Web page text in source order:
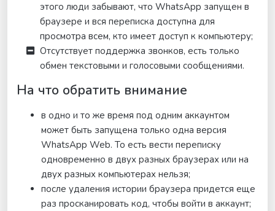
этого люди забывают, что WhatsApp запущен в
браузере и вся переписка доступна для
просмотра всем, кто имеет доступ к компьютеру;
Отсутствует поддержка звонков, есть только
обмен текстовыми и голосовыми сообщениями.
На что обратить внимание
в одно и то же время под одним аккаунтом
может быть запущена только одна версия
WhatsApp Web. То есть вести переписку
одновременно в двух разных браузерах или на
двух разных компьютерах нельзя;
после удаления истории браузера придется еще
раз просканировать код, чтобы войти в аккаунт;